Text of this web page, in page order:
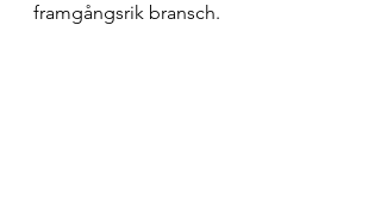
framgångsrik bransch.